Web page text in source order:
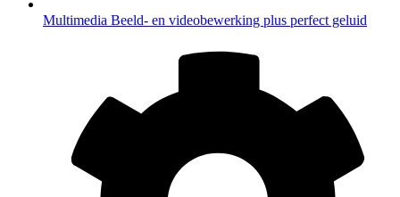
Multimedia Beeld- en videobewerking plus perfect geluid